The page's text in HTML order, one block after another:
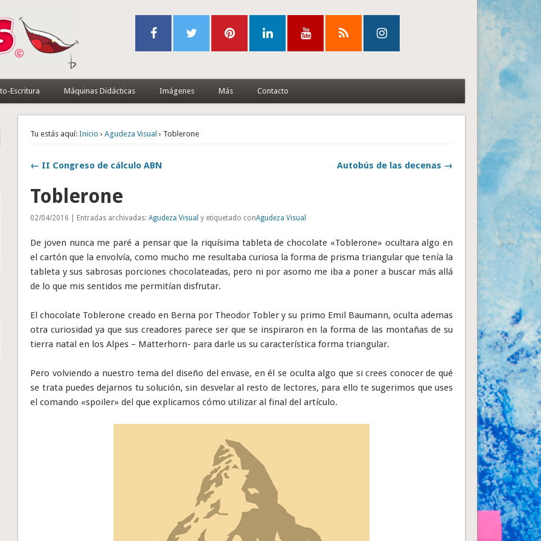
Escritura Máquinas Didácticas Imágenes Más Contacto
Tu estás aquí: Inicio ›Agudeza Visual › Toblerone
← II Congreso de cálculo ABN Autobús de las decenas →
Toblerone
02/04/2016 | Entradas archivadas:Agudeza Visual y etiquetado conAgudeza Visual
De joven nunca me paré a pensar que la riquísima tableta de chocolate «Toblerone» ocultara algo en
el cartón que la envolvía, como mucho me resultaba curiosa la forma de prisma triangular que tenía la
tableta y sus sabrosas porciones chocolateadas, pero ni por asomo me iba a poner a buscar más allá
de lo que mis sentidos me permitían disfrutar.
El chocolate Toblerone creado en Berna por Theodor Tobler y su primo Emil Baumann, oculta ademas
otra curiosidad ya que sus creadores parece ser que se inspiraron en la forma de las montañas de su
tierra natal en los Alpes – Matterhorn- para darle us su característica forma triangular.
Pero volviendo a nuestro tema del diseño del envase, en él se oculta algo que si crees conocer de qué
se trata puedes dejarnos tu solución, sin desvelar al resto de lectores, para ello te sugerimos que uses
el comando «spoiler» del que explicamos cómo utilizar al final del artículo.